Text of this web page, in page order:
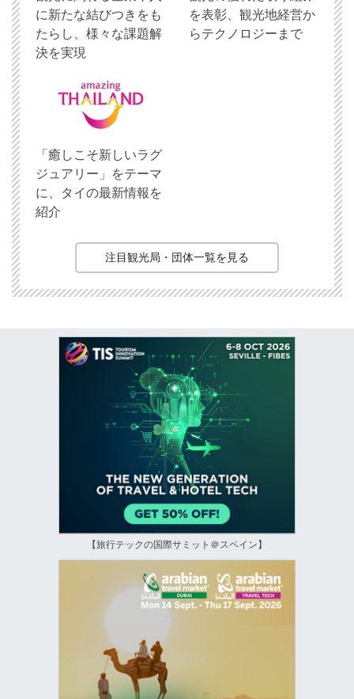
に新たな結びつきをも
たらし、様々な課題解
決を実現
を表彰、観光地経営か
らテクノロジーまで
「癒しこそ新しいラグ
ジュアリー」をテーマ
に、タイの最新情報を
紹介
注目観光局・団体一覧を見る
【旅行テックの国際サミット＠スペイン】